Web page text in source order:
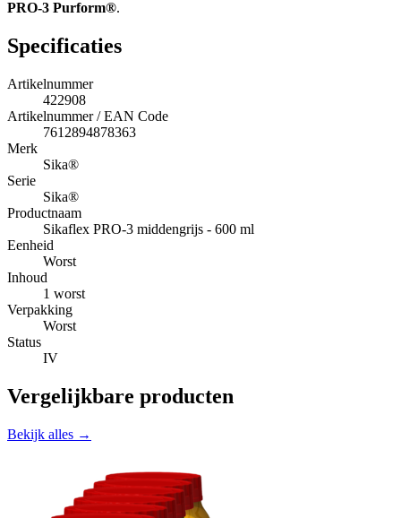
PRO-3 Purform®.
Specificaties
Artikelnummer
422908
Artikelnummer / EAN Code
7612894878363
Merk
Sika®
Serie
Sika®
Productnaam
Sikaflex PRO-3 middengrijs - 600 ml
Eenheid
Worst
Inhoud
1 worst
Verpakking
Worst
Status
IV
Vergelijkbare producten
Bekijk alles →